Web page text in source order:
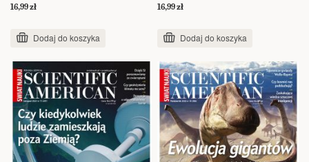
16,99 zł
Dodaj do koszyka
16,99 zł
Dodaj do koszyka